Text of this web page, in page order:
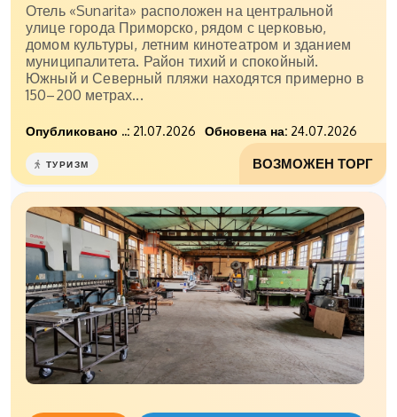
Отель «Sunarita» расположен на центральной
улице города Приморско, рядом с церковью,
домом культуры, летним кинотеатром и зданием
муниципалитета. Район тихий и спокойный.
Южный и Северный пляжи находятся примерно в
150–200 метрах...
Опубликовано ..: 21.07.2026 Обновена на: 24.07.2026
ВОЗМОЖЕН ТОРГ
ТУРИЗМ